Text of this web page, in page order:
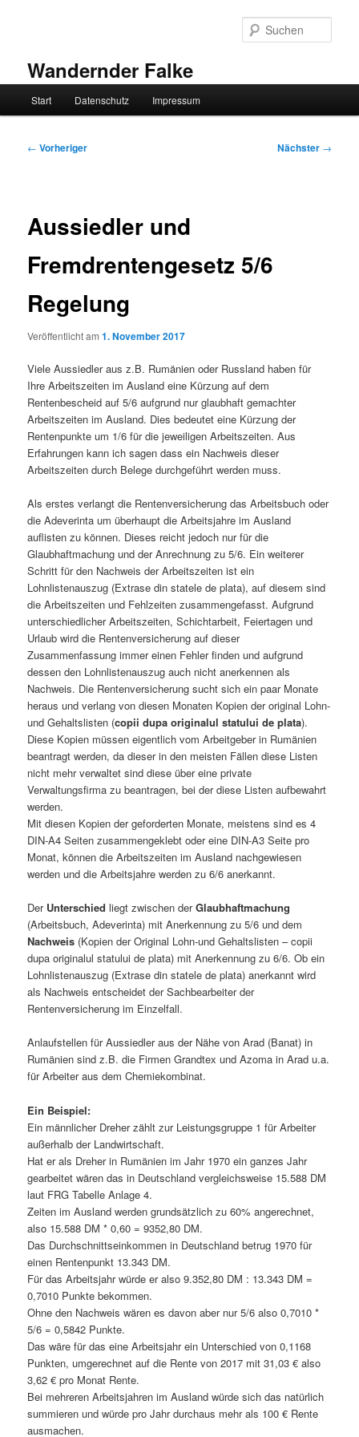
Wandernder Falke
Start Datenschutz Impressum
Beitragsnavigation
← Vorheriger Nächster →
Aussiedler und
Fremdrentengesetz 5/6
Regelung
Veröffentlicht am1. November 2017
Viele Aussiedler aus z.B. Rumänien oder Russland haben für
Ihre Arbeitszeiten im Ausland eine Kürzung auf dem
Rentenbescheid auf 5/6 aufgrund nur glaubhaft gemachter
Arbeitszeiten im Ausland. Dies bedeutet eine Kürzung der
Rentenpunkte um 1/6 für die jeweiligen Arbeitszeiten. Aus
Erfahrungen kann ich sagen dass ein Nachweis dieser
Arbeitszeiten durch Belege durchgeführt werden muss.
Als erstes verlangt die Rentenversicherung das Arbeitsbuch oder
die Adeverinta um überhaupt die Arbeitsjahre im Ausland
auflisten zu können. Dieses reicht jedoch nur für die
Glaubhaftmachung und der Anrechnung zu 5/6. Ein weiterer
Schritt für den Nachweis der Arbeitszeiten ist ein
Lohnlistenauszug (Extrase din statele de plata), auf diesem sind
die Arbeitszeiten und Fehlzeiten zusammengefasst. Aufgrund
unterschiedlicher Arbeitszeiten, Schichtarbeit, Feiertagen und
Urlaub wird die Rentenversicherung auf dieser
Zusammenfassung immer einen Fehler finden und aufgrund
dessen den Lohnlistenauszug auch nicht anerkennen als
Nachweis. Die Rentenversicherung sucht sich ein paar Monate
heraus und verlang von diesen Monaten Kopien der original Lohn-
und Gehaltslisten (copii dupa originalul statului de plata).
Diese Kopien müssen eigentlich vom Arbeitgeber in Rumänien
beantragt werden, da dieser in den meisten Fällen diese Listen
nicht mehr verwaltet sind diese über eine private
Verwaltungsfirma zu beantragen, bei der diese Listen aufbewahrt
werden.
Mit diesen Kopien der geforderten Monate, meistens sind es 4
DIN-A4 Seiten zusammengeklebt oder eine DIN-A3 Seite pro
Monat, können die Arbeitszeiten im Ausland nachgewiesen
werden und die Arbeitsjahre werden zu 6/6 anerkannt.
Der Unterschied liegt zwischen derGlaubhaftmachung
(Arbeitsbuch, Adeverinta) mit Anerkennung zu 5/6 und dem
Nachweis (Kopien der Original Lohn-und Gehaltslisten – copii
dupa originalul statului de plata) mit Anerkennung zu 6/6. Ob ein
Lohnlistenauszug (Extrase din statele de plata) anerkannt wird
als Nachweis entscheidet der Sachbearbeiter der
Rentenversicherung im Einzelfall.
Anlaufstellen für Aussiedler aus der Nähe von Arad (Banat) in
Rumänien sind z.B. die Firmen Grandtex und Azoma in Arad u.a.
für Arbeiter aus dem Chemiekombinat.
Ein Beispiel:
Ein männlicher Dreher zählt zur Leistungsgruppe 1 für Arbeiter
außerhalb der Landwirtschaft.
Hat er als Dreher in Rumänien im Jahr 1970 ein ganzes Jahr
gearbeitet wären das in Deutschland vergleichsweise 15.588 DM
laut FRG Tabelle Anlage 4.
Zeiten im Ausland werden grundsätzlich zu 60% angerechnet,
also 15.588 DM * 0,60 = 9352,80 DM.
Das Durchschnittseinkommen in Deutschland betrug 1970 für
einen Rentenpunkt 13.343 DM.
Für das Arbeitsjahr würde er also 9.352,80 DM : 13.343 DM =
0,7010 Punkte bekommen.
Ohne den Nachweis wären es davon aber nur 5/6 also 0,7010 *
5/6 = 0,5842 Punkte.
Das wäre für das eine Arbeitsjahr ein Unterschied von 0,1168
Punkten, umgerechnet auf die Rente von 2017 mit 31,03 € also
3,62 € pro Monat Rente.
Bei mehreren Arbeitsjahren im Ausland würde sich das natürlich
summieren und würde pro Jahr durchaus mehr als 100 € Rente
ausmachen.